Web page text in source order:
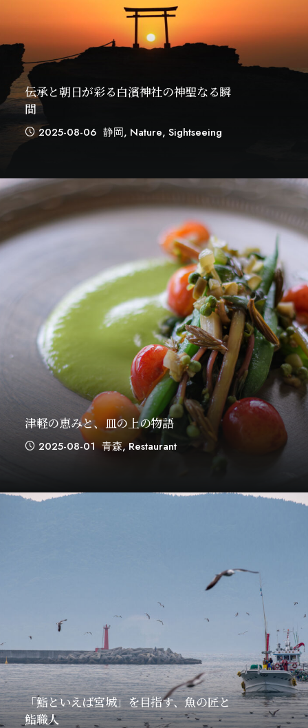
伝承と朝日が彩る白濱神社の神聖なる瞬
間
2025-08-06 静岡, Nature, Sightseeing
津軽の恵みと、皿の上の物語
2025-08-01 青森,Restaurant
「鮨といえば宮城」を目指す、魚の匠と
鮨職人